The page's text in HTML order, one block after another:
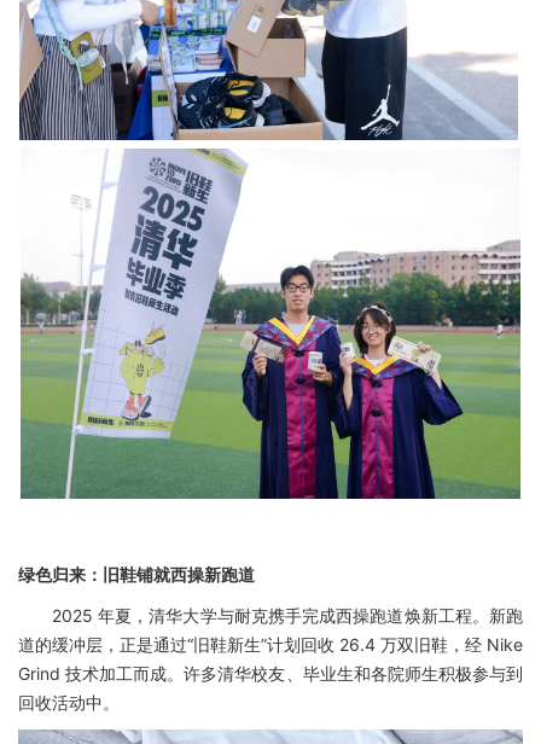
绿色归来：旧鞋铺就西操新跑道
2025 年夏，清华大学与耐克携手完成西操跑道焕新工程。新跑
道的缓冲层，正是通过“旧鞋新生”计划回收 26.4 万双旧鞋，经 Nike
Grind 技术加工而成。许多清华校友、毕业生和各院师生积极参与到
回收活动中。